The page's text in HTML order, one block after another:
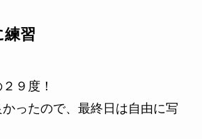
練習
９度！
ったので、最終日は自由に写